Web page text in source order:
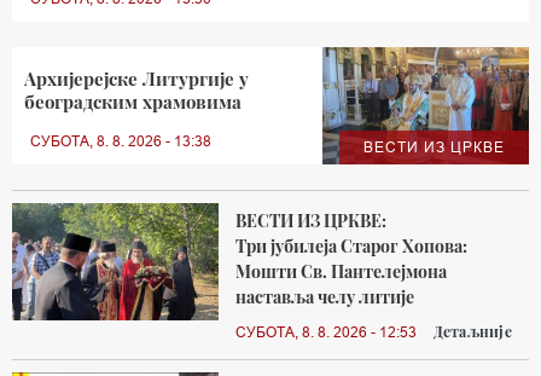
ВЕСТИ ИЗ ЦРКВЕ
Архијерејске Литургије у
београдским храмовима
СУБОТА, 8. 8. 2026 - 13:38
ВЕСТИ ИЗ ЦРКВЕ:
Три јубилеја Старог Хопова:
Мошти Св. Пантелејмона
наставља челу литије
СУБОТА, 8. 8. 2026 - 12:53 Детаљније